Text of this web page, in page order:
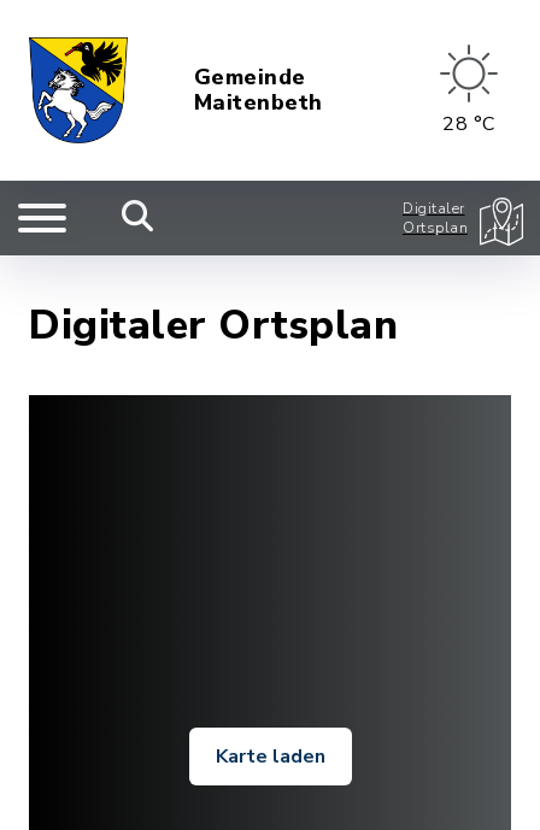
Gemeinde
Maitenbeth
28 °C
Digitaler
Ortsplan
Digitaler Ortsplan
Karte laden